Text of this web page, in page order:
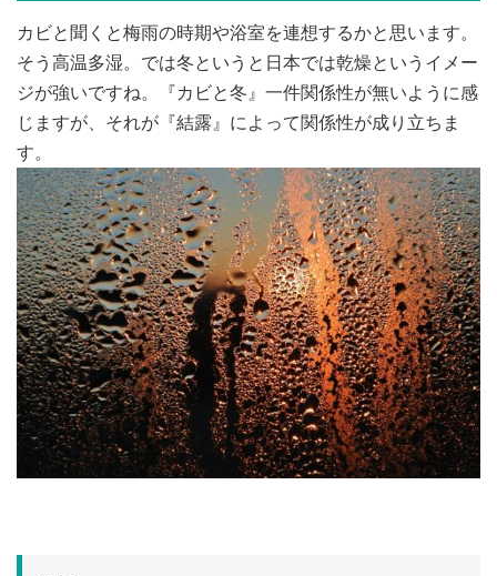
カビと聞くと梅雨の時期や浴室を連想するかと思います。
そう高温多湿。では冬というと日本では乾燥というイメー
ジが強いですね。『カビと冬』一件関係性が無いように感
じますが、それが『結露』によって関係性が成り立ちま
す。